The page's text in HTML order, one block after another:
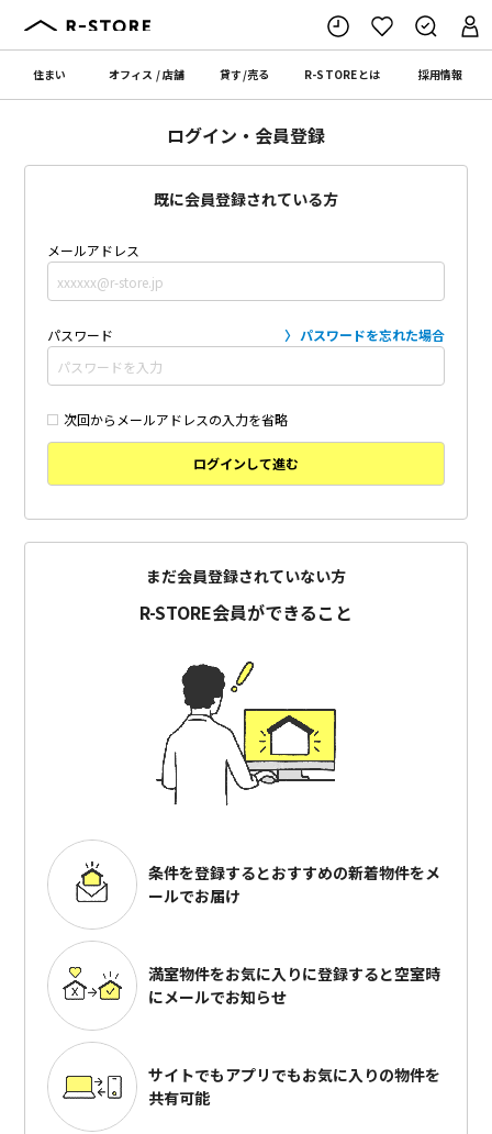
住まい オフィス /店舗 貸す/売る R-STOREとは 採用情報
ログイン・会員登録
既に会員登録されている方
メールアドレス
パスワード パスワードを忘れた場合
次回からメールアドレスの入力を省略
ログインして進む
まだ会員登録されていない方
R-STORE会員ができること
条件を登録するとおすすめの新着物件をメ
ールでお届け
満室物件をお気に入りに登録すると空室時
にメールでお知らせ
サイトでもアプリでもお気に入りの物件を
共有可能